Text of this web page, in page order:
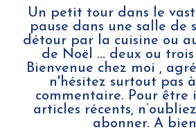
Un petit tour dans le
pause dans une salle de
détour par la cuisine ou
de Noël ... deux ou
Bienvenue chez moi ,
n'hésitez surtout pas
commentaire. Pour être
articles récents,
abonner. A